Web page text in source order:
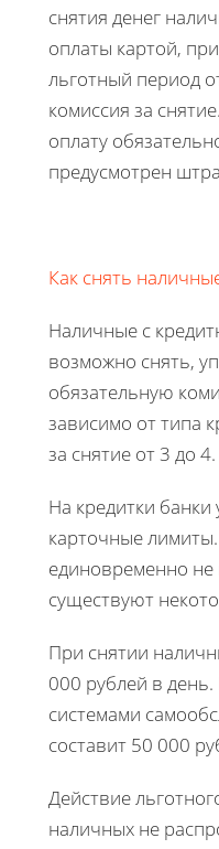
снятия денег
оплаты картой,
льготный период
комиссия за
оплату
предусмотрен
Как снять
Наличные с
возможно снять,
обязательную
зависимо от типа
за снятие от 3 до 4.
На кредитки
карточные
единовременно не
существуют
При снятии
000 рублей в день.
системами
составит 50 000
Действие
наличных не